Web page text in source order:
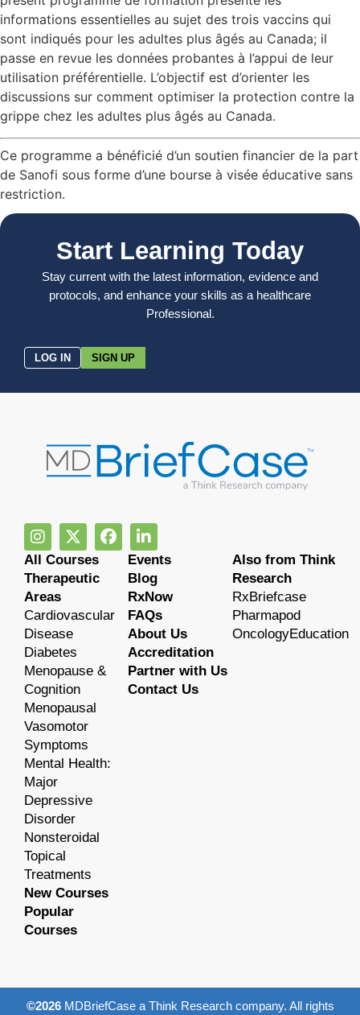
informations essentielles au sujet des trois vaccins qui
sont indiqués pour les adultes plus âgés au Canada; il
passe en revue les données probantes à l’appui de leur
utilisation préférentielle. L’objectif est d’orienter les
discussions sur comment optimiser la protection contre la
grippe chez les adultes plus âgés au Canada.
Ce programme a bénéficié d’un soutien financier de la part
de Sanofi sous forme d’une bourse à visée éducative sans
restriction.
Start Learning Today
Stay current with the latest information, evidence and
protocols, and enhance your skills as a healthcare
Professional.
LOG IN SIGN UP
All Courses
Therapeutic
Areas
Cardiovascular
Disease
Diabetes
Menopause &
Cognition
Menopausal
Vasomotor
Symptoms
Mental Health:
Major
Depressive
Disorder
Nonsteroidal
Topical
Treatments
New Courses
Popular
Courses
Events
Blog
RxNow
FAQs
About Us
Accreditation
Partner with Us
Contact Us
Also from Think
Research
RxBriefcase
Pharmapod
OncologyEducation
©2026MDBriefCase a Think Research company. All rights